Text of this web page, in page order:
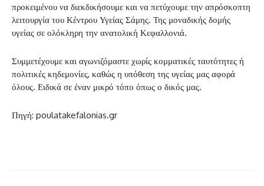
προκειμένου να διεκδικήσουμε και να πετύχουμε την απρόσκοπτη
λειτουργία του Κέντρου Υγείας Σάμης. Της μοναδικής δομής
υγείας σε ολόκληρη την ανατολική Κεφαλλονιά.
Συμμετέχουμε και αγωνιζόμαστε χωρίς κομματικές ταυτότητες ή
πολιτικές κηδεμονίες, καθώς η υπόθεση της υγείας μας αφορά
όλους. Ειδικά σε έναν μικρό τόπο όπως ο δικός μας.
Πηγή: poulatakefalonias.gr